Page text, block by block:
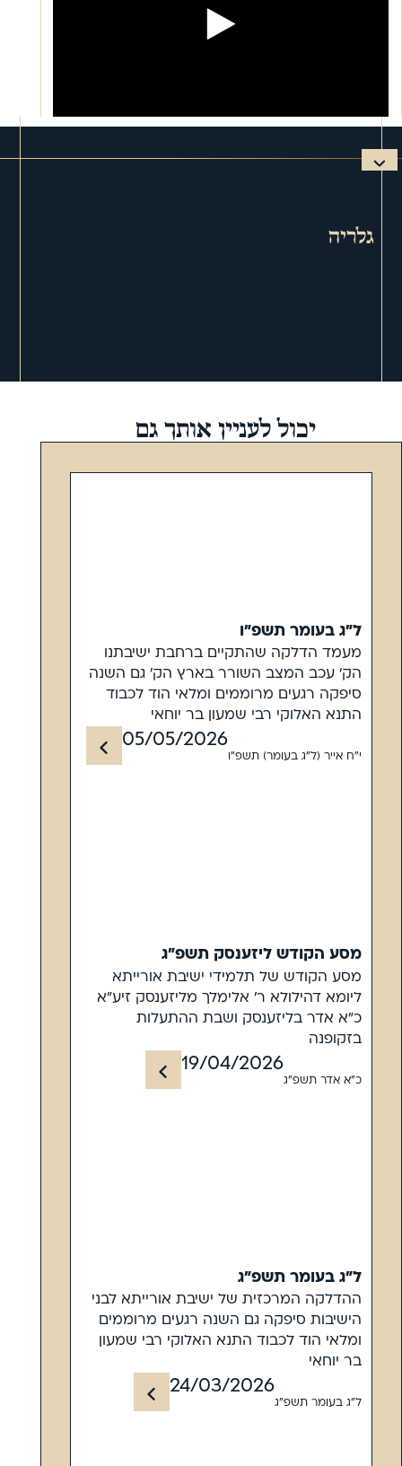
גלריה
יכול לעניין אותך גם
ל"ג בעומר תשפ"ו
מעמד הדלקה שהתקיים ברחבת ישיבתנו
הק' עכב המצב השורר בארץ הק' גם השנה
סיפקה רגעים מרוממים ומלאי הוד לכבוד
התנא האלוקי רבי שמעון בר יוחאי
י"ח אייר (ל"ג בעומר) תשפ"ו
05/05/2026
מסע הקודש ליזענסק תשפ"ג
מסע הקודש של תלמידי ישיבת אורייתא
ליומא דהילולא ר' אלימלך מליזענסק זיע"א
כ"א אדר בליזענסק ושבת ההתעלות
בזקופנה
כ"א אדר תשפ"ג
19/04/2026
ל"ג בעומר תשפ"ג
ההדלקה המרכזית של ישיבת אורייתא לבני
הישיבות סיפקה גם השנה רגעים מרוממים
ומלאי הוד לכבוד התנא האלוקי רבי שמעון
בר יוחאי
ל"ג בעומר תשפ"ג
24/03/2026